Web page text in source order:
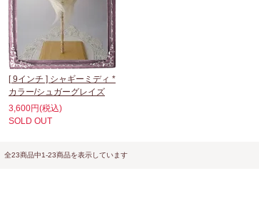
[ 9インチ ] シャギーミディ *
カラー/シュガーグレイズ
3,600円(税込)
SOLD OUT
全23商品中1-23商品を表示しています